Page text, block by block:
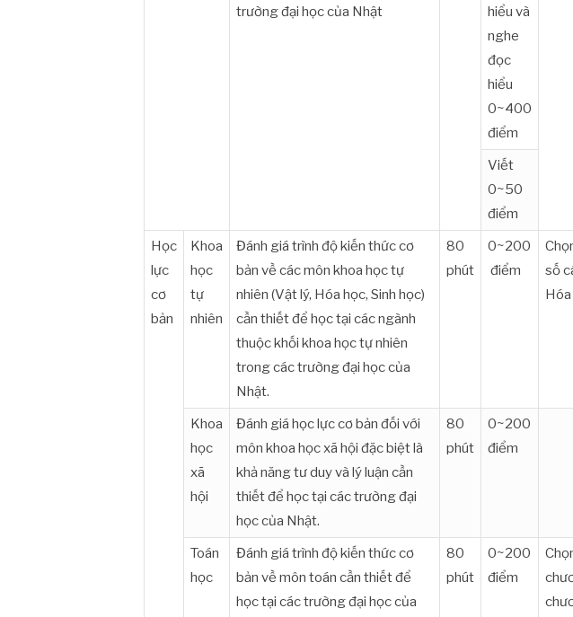
trường đại học của Nhật
hiểu và
nghe
đọc
hiểu
0~400
điểm
Viết
0~50
điểm
Học
lực
cơ
bản
Khoa
học
tự
nhiên
Đánh giá trình độ kiến thức cơ
bản về các môn khoa học tự
nhiên (Vật lý, Hóa học, Sinh học)
cần thiết để học tại các ngành
thuộc khối khoa học tự nhiên
trong các trường đại học của
Nhật.
80
phút
0~200
điểm
số
Khoa
học
xã
hội
Đánh giá học lực cơ bản đối với
môn khoa học xã hội đặc biệt là
khả năng tư duy và lý luận cần
thiết để học tại các trường đại
học của Nhật.
80
phút
0~200
điểm
Toán
học
Đánh giá trình độ kiến thức cơ
bản về môn toán cần thiết để
học tại các trường đại học của
80
phút
0~200
điểm